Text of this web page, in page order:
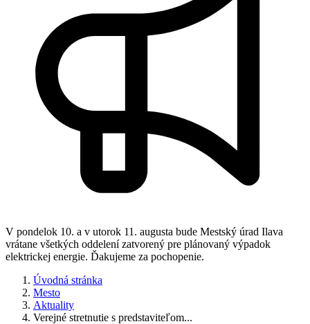
V pondelok 10. a v utorok 11. augusta bude Mestský úrad Ilava
vrátane všetkých oddelení zatvorený pre plánovaný výpadok
elektrickej energie. Ďakujeme za pochopenie.
Úvodná stránka
Mesto
Aktuality
Verejné stretnutie s predstaviteľom...